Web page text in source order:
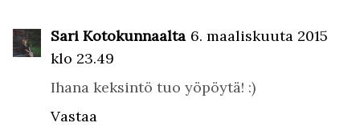
Sari Kotokunnaalta 6. maaliskuuta 2015
klo 23.49
Ihana keksintö tuo yöpöytä! :)
Vastaa